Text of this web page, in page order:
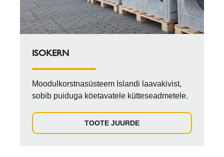
ISOKERN
Moodulkorstnasüsteem Islandi laavakivist,
sobib puiduga köetavatele kütteseadmetele.
TOOTE JUURDE